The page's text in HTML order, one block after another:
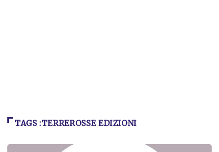
TAGS :TERREROSSE EDIZIONI